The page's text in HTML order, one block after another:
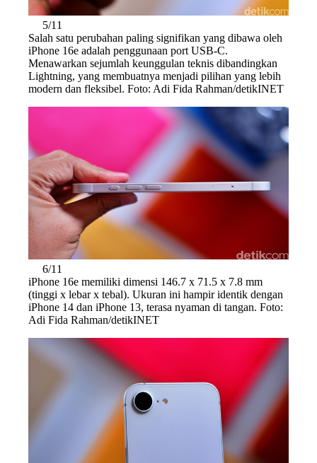
5/11
Salah satu perubahan paling signifikan yang dibawa oleh
iPhone 16e adalah penggunaan port USB-C.
Menawarkan sejumlah keunggulan teknis dibandingkan
Lightning, yang membuatnya menjadi pilihan yang lebih
modern dan fleksibel. Foto: Adi Fida Rahman/detikINET
6/11
iPhone 16e memiliki dimensi 146.7 x 71.5 x 7.8 mm
(tinggi x lebar x tebal). Ukuran ini hampir identik dengan
iPhone 14 dan iPhone 13, terasa nyaman di tangan. Foto:
Adi Fida Rahman/detikINET